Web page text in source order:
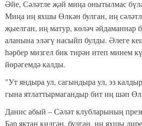
Әйе, Сәләтле җәй миңа онытылмас
Миңа иң яхшы Өлкән булган, иң
җыелган, иң матур, көләч әйдаманнар
аланына эләгү насыйп булды. Әлеге
һәрбер мизгел бик тирән итеп минем
йөрәгемдә калды.
"Ут яндыра ул, сагындыра ул, эз
гына ятлаттырмагандыр бит иң шәп
Данис абый – Сәләт клубларының
Бар яктан килгән, булган, иң яхшы